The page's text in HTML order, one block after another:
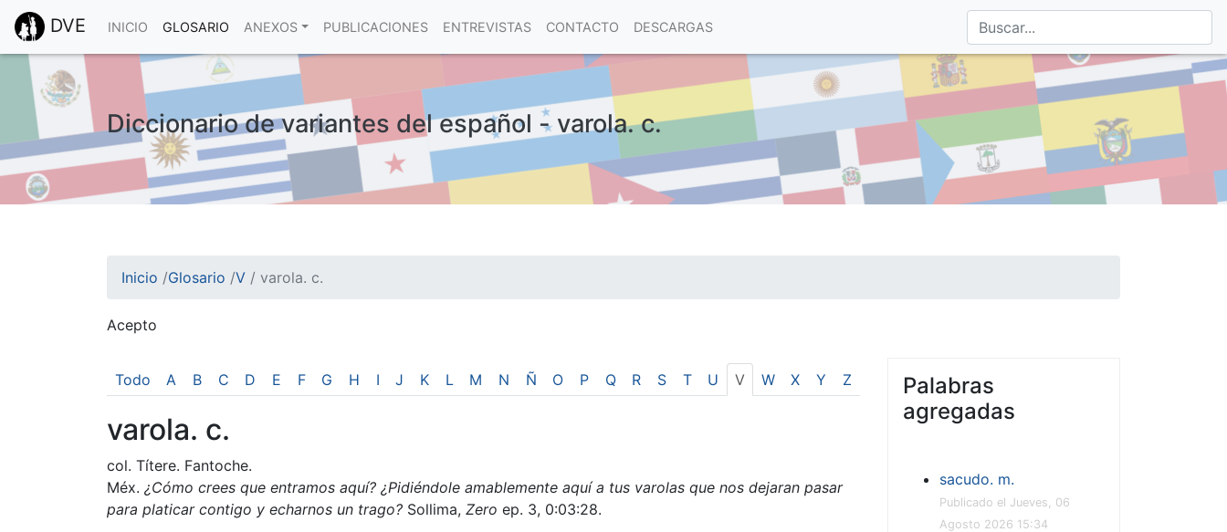
DVE INICIO GLOSARIO ANEXOS PUBLICACIONES ENTREVISTAS CONTACTO DESCARGAS
Diccionario de variantes del español - varola. c.
Inicio /Glosario /V / varola. c.
Acepto
Todo A B C D E F G H I J K L M N Ñ O P Q R S T U V W X Y Z
varola. c.
col. Títere. Fantoche.
Méx. ¿Cómo crees que entramos aquí? ¿Pidiéndole amablemente aquí a tus varolas que nos dejaran pasar
para platicar contigo y echarnos un trago? Sollima, Zero ep. 3, 0:03:28.
Palabras
agregadas
sacudo. m.
Publicado el Jueves, 06
Agosto 2026 15:34